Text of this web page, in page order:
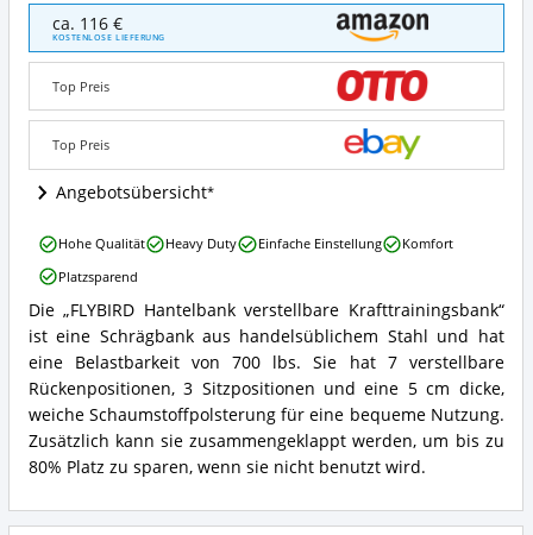
FLYBIRD
Hantelbank
verstellbare
Krafttrainingsbank
Angebote:
Wo
diese
Schrägbank
erhältlich?
ca. 116 €
KOSTENLOSE LIEFERUNG
Top Preis
Top Preis
Angebotsübersicht
FLYBIRD
Hantelbank
verstellbare
Krafttrainingsbank
Zusammenfassung:
Was
bietet
diese
Die „FLYBIRD Hantelbank verstellbare Krafttrainingsbank“
ist eine Schrägbank aus handelsüblichem Stahl und hat
eine Belastbarkeit von 700 lbs. Sie hat 7 verstellbare
Rückenpositionen, 3 Sitzpositionen und eine 5 cm dicke,
weiche Schaumstoffpolsterung für eine bequeme Nutzung.
Zusätzlich kann sie zusammengeklappt werden, um bis zu
80% Platz zu sparen, wenn sie nicht benutzt wird.
FLYBIRD
Hantelbank
verstellbare
Krafttrainingsbank
Vorteile:
Was
spricht
für
diese
Schrägbank?
Hohe Qualität Heavy Duty Einfache Einstellung
Komfort
Platzsparend